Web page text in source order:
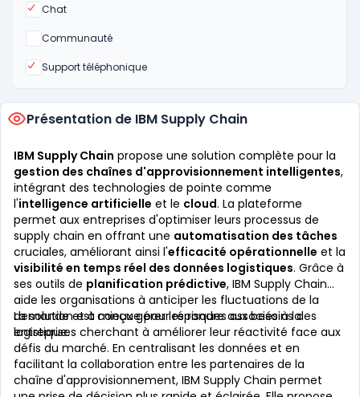
Chat
Oui
Communauté
Non
Support téléphonique
Oui
Présentation de IBM Supply Chain
IBM Supply Chain propose une solution complète pour la
gestion des chaînes d'approvisionnement intelligentes,
intégrant des technologies de pointe comme
l'intelligence artificielle et le cloud. La plateforme
permet aux entreprises d'optimiser leurs processus de
supply chain en offrant une automatisation des tâches
cruciales, améliorant ainsi l'efficacité opérationnelle et la
visibilité en temps réel des données logistiques. Grâce à
ses outils de planification prédictive, IBM Supply Chain
aide les organisations à anticiper les fluctuations de la
demande et à mieux gérer les risques associés à la
logistique.
La solution est conçue pour répondre aux besoins des
entreprises cherchant à améliorer leur réactivité face aux
défis du marché. En centralisant les données et en
facilitant la collaboration entre les partenaires de la
chaîne d'approvisionnement, IBM Supply Chain permet